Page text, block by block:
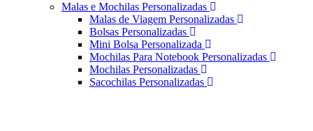
Malas e Mochilas Personalizadas
Malas de Viagem Personalizadas
Bolsas Personalizadas
Mini Bolsa Personalizada
Mochilas Para Notebook Personalizadas
Mochilas Personalizadas
Sacochilas Personalizadas